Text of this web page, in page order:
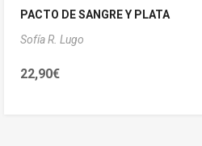
PACTO DE SANGRE Y PLATA
Sofía R. Lugo
22,90€